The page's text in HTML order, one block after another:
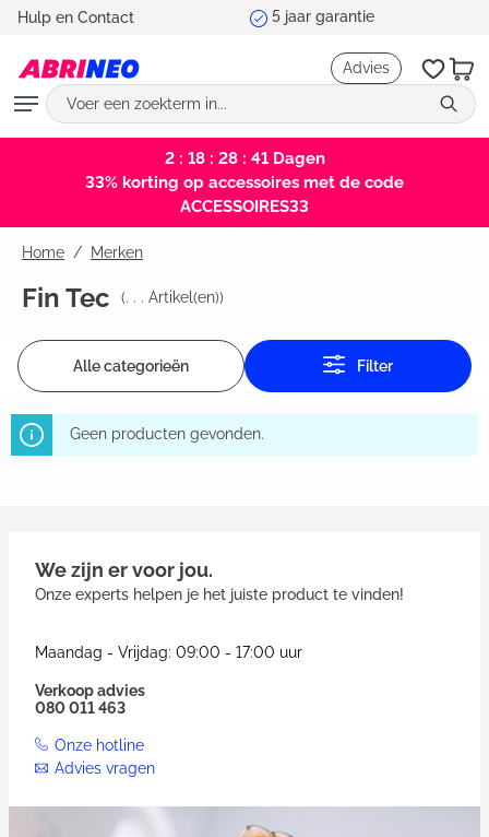
Hulp en Contact 5 jaar garantie
Advies
2 : 18 : 28 : 41Dagen
33% korting op accessoires met de code
ACCESSOIRES33
Home Merken
Fin Tec (. . . Artikel(en))
Alle categorieën Filter
Geen producten gevonden.
We zijn er voor jou.
Onze experts helpen je het juiste product te vinden!
Maandag - Vrijdag: 09:00 - 17:00 uur
Verkoop advies
080 011 463
Onze hotline
Advies vragen